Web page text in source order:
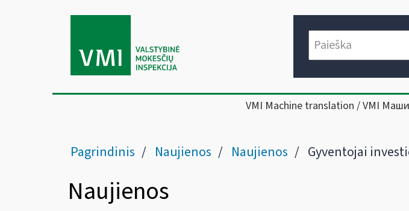
VMI Machine translation / VMI
Pagrindinis Naujienos Naujienos Gyventojai investicinę sąskaitą galės
Naujienos